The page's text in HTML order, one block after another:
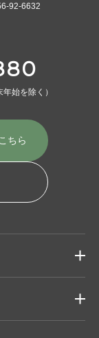
92-6632
年始を除く）
ちら